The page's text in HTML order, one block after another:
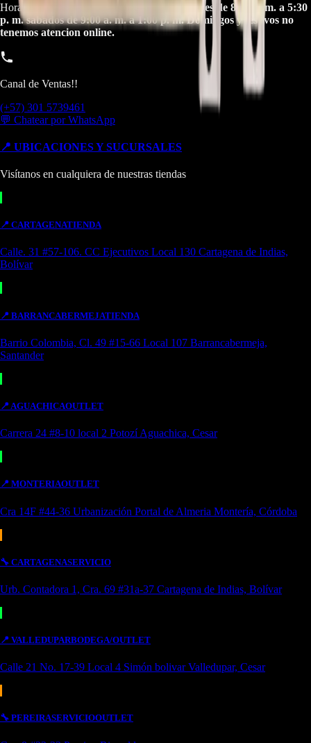
Horario de atención Call Center:
lunes a viernes de 8:30 a. m. a 5:30
p. m. sabados de 9:00 a. m. a 1:00 p. m. Domingos y festivos no
tenemos atencion online.
Canal de Ventas!!
(+57) 301 5739461
💬 Chatear por WhatsApp
📍 UBICACIONES Y SUCURSALES
Visítanos en cualquiera de nuestras tiendas
📍 CARTAGENATIENDA
Calle. 31 #57-106. CC Ejecutivos Local 130 Cartagena de Indias,
Bolívar
📍 BARRANCABERMEJATIENDA
Barrio Colombia, Cl. 49 #15-66 Local 107 Barrancabermeja,
Santander
📍AGUACHICAOUTLET
Carrera 24 #8-10 local 2 Potozí Aguachica, Cesar
📍 MONTERIAOUTLET
Cra 14F #44-36 Urbanización Portal de Almeria Montería, Córdoba
🔧 CARTAGENASERVICIO
Urb. Contadora 1, Cra. 69 #31a-37 Cartagena de Indias, Bolívar
📍 VALLEDUPARBODEGA/OUTLET
Calle 21 No. 17-39 Local 4 Simón bolivar Valledupar, Cesar
🔧 PEREIRASERVICIOOUTLET